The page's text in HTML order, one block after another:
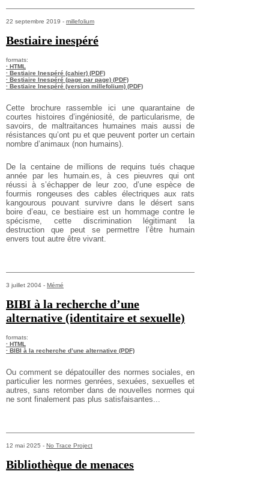
22 septembre 2019 - millefolium
Bestiaire inespéré
formats:
· HTML
· Bestiaire Inespéré (cahier) (PDF)
· Bestiaire Inespéré (page par page) (PDF)
· Bestiaire Inespéré (version millefolium) (PDF)
Cette brochure rassemble ici une quarantaine de
courtes histoires d’ingéniosité, de particularisme, de
savoirs, de maltraitances humaines mais aussi de
résistances qu’ont pu et que peuvent porter un certain
nombre d’animaux (non humains).
De la centaine de millions de requins tués chaque
année par les humain.es, à ces pieuvres qui ont
réussi à s’échapper de leur zoo, d’une espèce de
fourmis rongeuses des cables électriques aux rats
kangourous pouvant survivre dans le désert sans
boire d’eau, ce bestiaire est un hommage contre le
spécisme, cette discrimination légitimant la
destruction que peut se permettre l’être humain
envers tout autre être vivant.
3 juillet 2004 - Mémé
BIBI à la recherche d’une
alternative (identitaire et sexuelle)
formats:
· HTML
· BIBI à la recherche d’une alternative (PDF)
Ou comment se dépatouiller des normes sociales, en
particulier les normes genrées, sexuées, sexuelles et
autres, sans retomber dans de nouvelles normes qui
ne sont finalement pas plus satisfaisantes...
12 mai 2025 - No Trace Project
Bibliothèque de menaces